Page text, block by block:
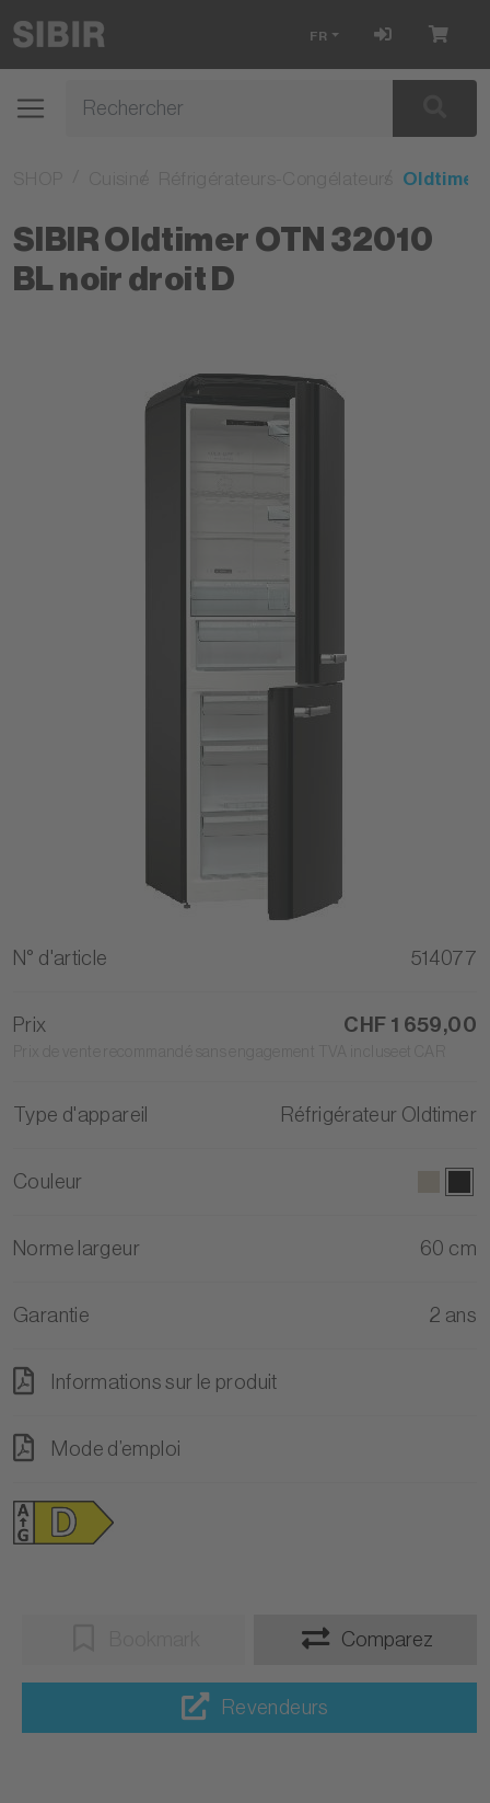
FR
SIBIR Oldtimer OTN 32010
BL noir droit D
N° d'article 514077
Prix CHF 1 659,00
Type d'appareil Réfrigérateur Oldtimer
Couleur
Norme largeur 60 cm
Garantie 2 ans
Informations sur le produit
Mode d’emploi
Comparez
Revendeurs